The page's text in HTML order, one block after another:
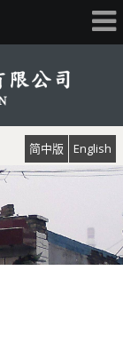
简中版 English